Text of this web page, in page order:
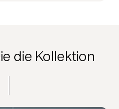
die Kollektion